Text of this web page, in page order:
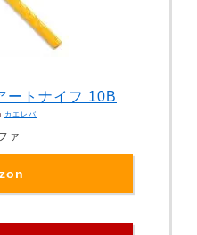
ートナイフ 10B
カエレバ
ァ